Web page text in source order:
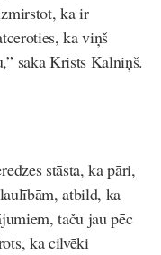
ka ir
ka viņš
saka Krists Kalniņš.
stāsta, ka pāri,
atbild, ka
taču jau pēc
ka cilvēki